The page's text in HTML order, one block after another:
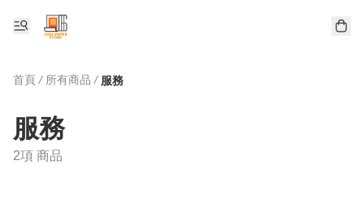
首頁 / 所有商品 / 服務
服務
2項 商品